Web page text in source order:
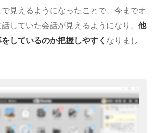
見えるようになったことで、今までオ
していた会話が見えるようになり、 他
しているのか把握しやすく なりまし